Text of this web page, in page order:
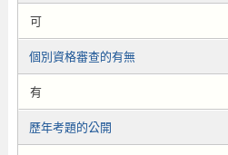
可
個別資格審查的有無
有
歷年考題的公開